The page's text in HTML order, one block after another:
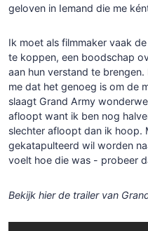
geloven in Iemand die me
Ik moet als filmmaker vaak
te koppen, een boodschap
aan hun verstand te
me dat het genoeg is om de
slaagt Grand Army
afloopt want ik ben nog
slechter afloopt dan ik hoop.
gekatapulteerd wil worden
voelt hoe die was - probeer
Bekijk hier de trailer van